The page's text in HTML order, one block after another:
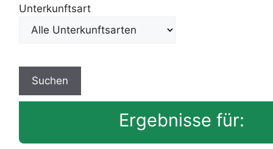
Unterkunftsart
Ergebnisse für: